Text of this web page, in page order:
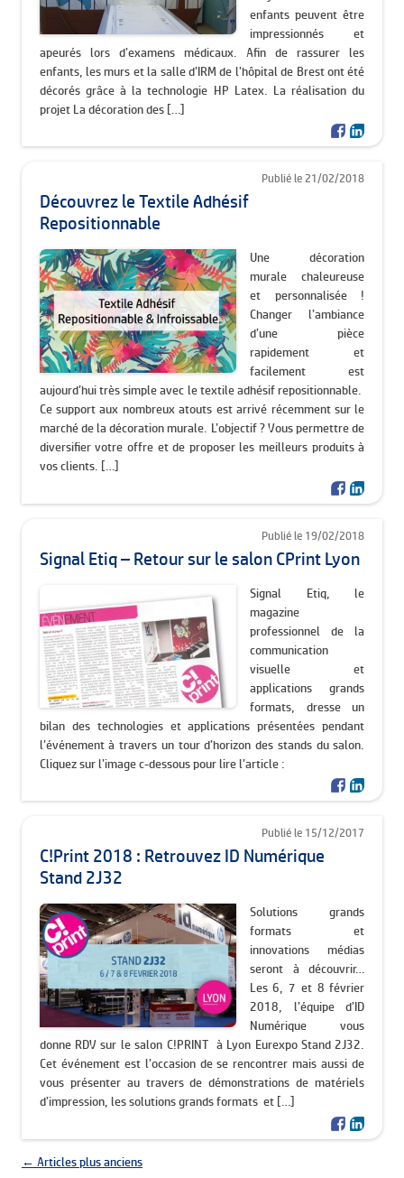
enfants peuvent être
impressionnés et
apeurés lors d’examens médicaux. Afin de rassurer les
enfants, les murs et la salle d’IRM de l’hôpital de Brest ont été
décorés grâce à la technologie HP Latex. La réalisation du
projet La décoration des […]
Publié le 21/02/2018
Découvrez le Textile Adhésif
Repositionnable
Une décoration
murale chaleureuse
et personnalisée !
Changer l’ambiance
d’une pièce
rapidement et
facilement est
aujourd’hui très simple avec le textile adhésif repositionnable.
Ce support aux nombreux atouts est arrivé récemment sur le
marché de la décoration murale. L’objectif ? Vous permettre de
diversifier votre offre et de proposer les meilleurs produits à
vos clients. […]
Publié le 19/02/2018
Signal Etiq – Retour sur le salon CPrint Lyon
Signal Etiq, le
magazine
professionnel de la
communication
visuelle et
applications grands
formats, dresse un
bilan des technologies et applications présentées pendant
l’événement à travers un tour d’horizon des stands du salon.
Cliquez sur l’image c-dessous pour lire l’article :
Publié le 15/12/2017
C!Print 2018 : Retrouvez ID Numérique
Stand 2J32
Solutions grands
formats et
innovations médias
seront à découvrir…
Les 6, 7 et 8 février
2018, l’équipe d’ID
Numérique vous
donne RDV sur le salon C!PRINT à Lyon Eurexpo Stand 2J32.
Cet événement est l’occasion de se rencontrer mais aussi de
vous présenter au travers de démonstrations de matériels
d’impression, les solutions grands formats et […]
Navigation des articles
← Articles plus anciens